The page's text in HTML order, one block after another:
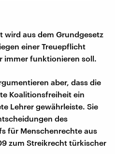
wird aus dem Grundgesetz
einer Treuepflicht
immer funktionieren soll.
aber, dass die
Koalitionsfreiheit ein
Lehrer gewährleiste. Sie
des
für Menschenrechte aus
zum Streikrecht türkischer